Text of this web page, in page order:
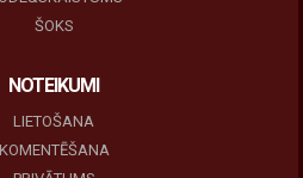
ŠOKS
NOTEIKUMI
LIETOŠANA
KOMENTĒŠANA